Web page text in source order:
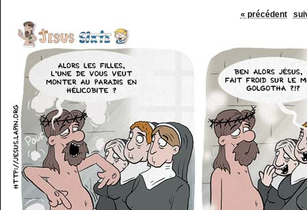
http://www.lefabz.com/
« précédent